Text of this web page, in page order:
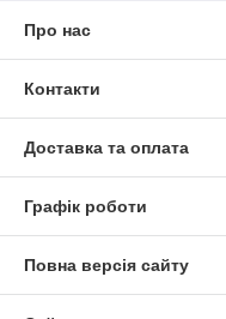
Про нас
Контакти
Доставка та оплата
Графік роботи
Повна версія сайту